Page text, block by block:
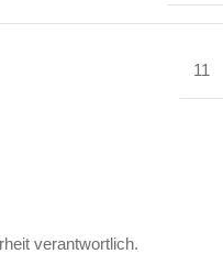
11
verantwortlich.